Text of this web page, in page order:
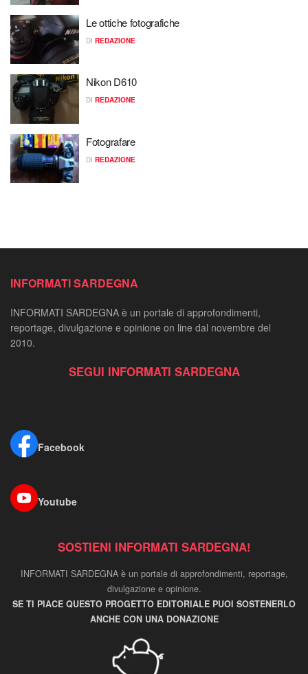
Le ottiche fotografiche
DI REDAZIONE
Nikon D610
DI REDAZIONE
Fotografare
DI REDAZIONE
INFORMATI SARDEGNA
INFORMATI SARDEGNA è un portale di approfondimenti,
reportage, divulgazione e opinione on line dal novembre del
2010.
SEGUI INFORMATI SARDEGNA
Facebook
Youtube
SOSTIENI INFORMATI SARDEGNA!
INFORMATI SARDEGNA è un portale di approfondimenti, reportage,
divulgazione e opinione.
SE TI PIACE QUESTO PROGETTO EDITORIALE PUOI SOSTENERLO
ANCHE CON UNA DONAZIONE